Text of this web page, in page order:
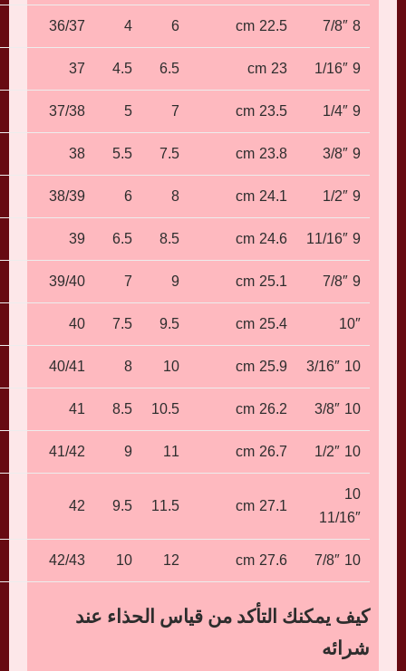
8 7/8″
22.5 cm
6
4
36/37
9 1/16″
23 cm
6.5
4.5
37
9 1/4″
23.5 cm
7
5
37/38
9 3/8″
23.8 cm
7.5
5.5
38
9 1/2″
24.1 cm
8
6
38/39
9 11/16″
24.6 cm
8.5
6.5
39
9 7/8″
25.1 cm
9
7
39/40
10″
25.4 cm
9.5
7.5
40
10 3/16″
25.9 cm
10
8
40/41
10 3/8″
26.2 cm
10.5
8.5
41
10 1/2″
26.7 cm
11
9
41/42
10
11/16″
27.1 cm
11.5
9.5
42
10 7/8″
27.6 cm
12
10
42/43
كيف يمكنك التأكد من قياس الحذاء عند
شرائه